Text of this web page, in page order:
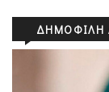
ΔΗΜΟΦΙΛΉ